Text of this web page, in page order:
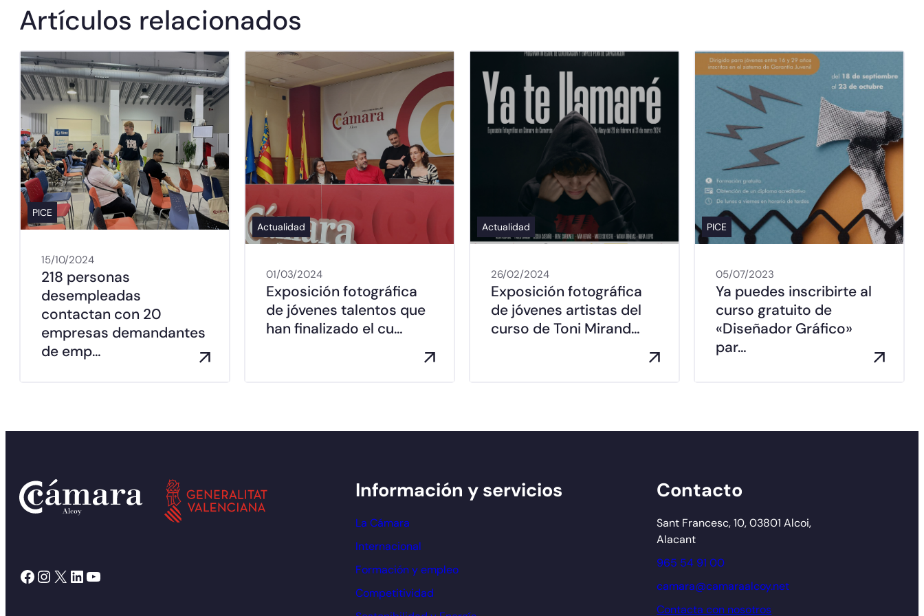
Artículos relacionados
PICE
15/10/2024
218 personas
desempleadas
contactan con 20
empresas demandantes
de emp…
Actualidad
01/03/2024
Exposición fotográfica
de jóvenes talentos que
han finalizado el cu…
Actualidad
26/02/2024
Exposición fotográfica
de jóvenes artistas del
curso de Toni Mirand…
PICE
05/07/2023
Ya puedes inscribirte al
curso gratuito de
«Diseñador Gráfico»
par…
Facebook Instagram X LinkedIn YouTube
Información y servicios
La Cámara
Internacional
Formación y empleo
Competitividad
Contacto
Sant Francesc, 10, 03801 Alcoi,
Alacant
965 54 91 00
camara@camaraalcoy.net
Contacta con nosotros